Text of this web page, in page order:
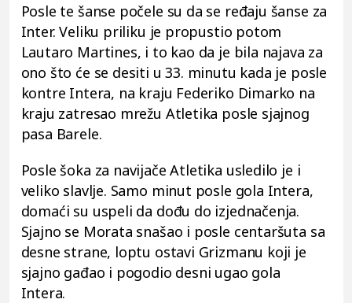
Posle te šanse počele su da se ređaju šanse za
Inter. Veliku priliku je propustio potom
Lautaro Martines, i to kao da je bila najava za
ono što će se desiti u 33. minutu kada je posle
kontre Intera, na kraju Federiko Dimarko na
kraju zatresao mrežu Atletika posle sjajnog
pasa Barele.
Posle šoka za navijače Atletika usledilo je i
veliko slavlje. Samo minut posle gola Intera,
domaći su uspeli da dođu do izjednačenja.
Sjajno se Morata snašao i posle centaršuta sa
desne strane, loptu ostavi Grizmanu koji je
sjajno gađao i pogodio desni ugao gola
Intera.